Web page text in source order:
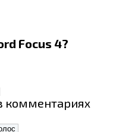
Focus 4?
комментариях